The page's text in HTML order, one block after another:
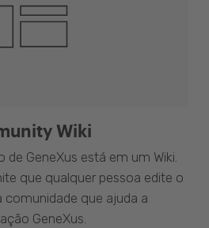
Wiki
GeneXus está em um Wiki.
que qualquer pessoa edite o
que ajuda a
GeneXus.